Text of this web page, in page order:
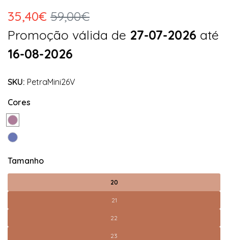
35,40€ 59,00€
Promoção válida de 27-07-2026 até
16-08-2026
SKU: PetraMini26V
Cores
Tamanho
20
21
22
23